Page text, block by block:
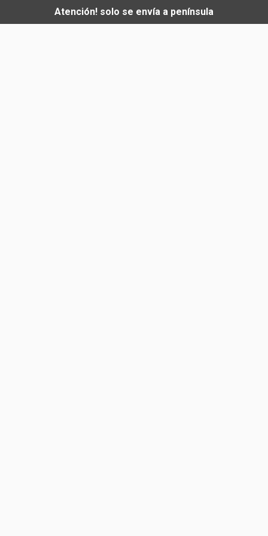
Atención! solo se envía a península